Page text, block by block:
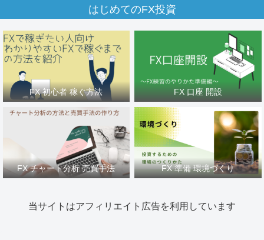
はじめてのFX投資
FX 初心者 稼ぐ方法 FX 口座 開設
FX チャート分析 売買手法 FX 準備 環境づくり
当サイトはアフィリエイト広告を利用しています